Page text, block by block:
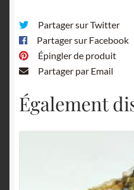
Partager sur Twitter
Partager sur Facebook
Épingler de produit
Partager par Email
Également